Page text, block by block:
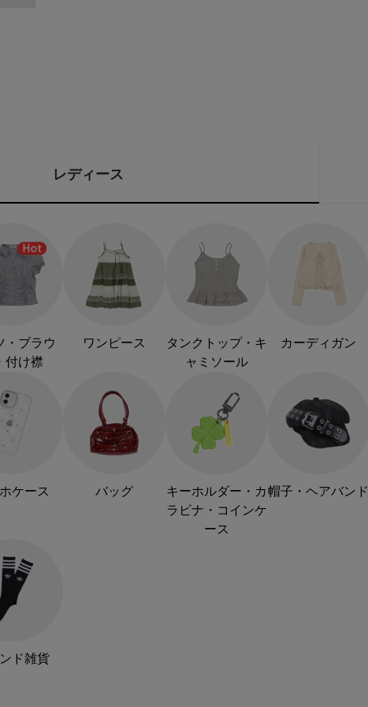
レディース
・ブラウ
付け襟
ワンピース
タンクトップ・キ
ャミソール
カーディガン
ケース バッグ
キーホルダー・カ
ラビナ・コインケ
ース
帽子・ヘアバンド
ド雑貨